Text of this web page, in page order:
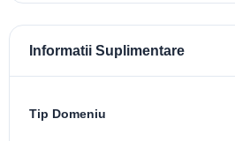
Informatii Suplimentare
Tip Domeniu